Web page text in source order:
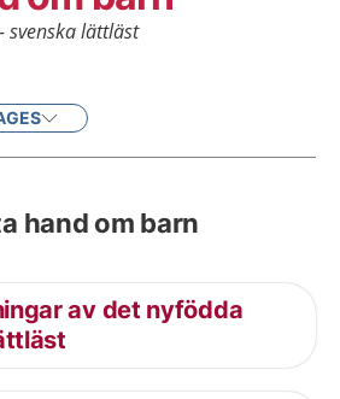
svenska lättläst
hand om barn
av det nyfödda